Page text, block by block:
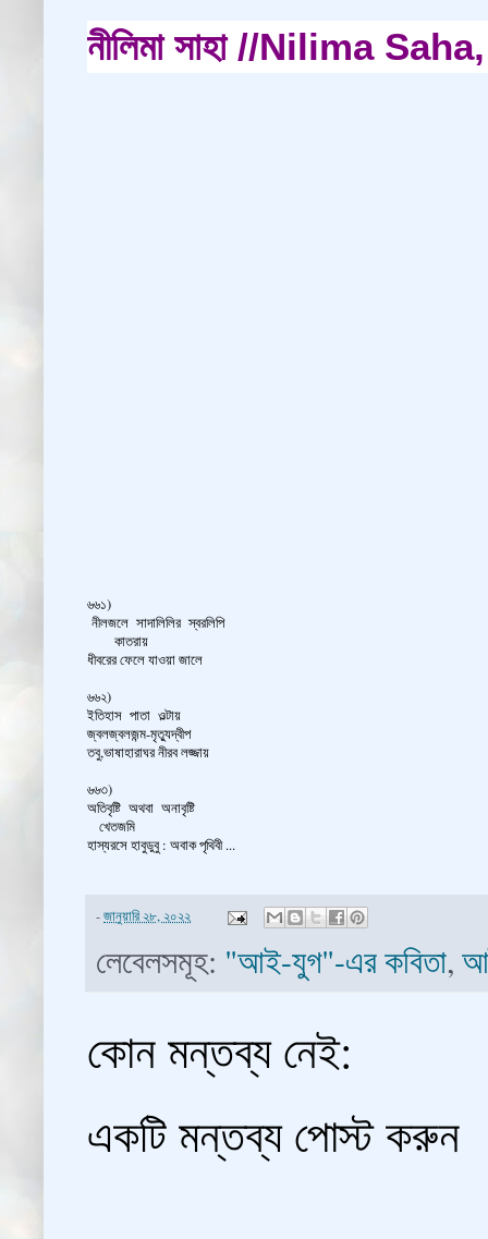
নীলিমা সাহা //Nilima
৬৬১)
নীলজলে সাদালিলির স্বরলিপি
কাতরায়
ধীবরের ফেলে যাওয়া জালে
৬৬২)
ইতিহাস পাতা ওল্টায়
জ্বলজ্বলজন্ম-মৃত্যুদ্বীপ
তবু,ভাষাহারাঘর নীরব লজ্জায়
৬৬৩)
অতিবৃষ্টি অথবা অনাবৃষ্টি
খেতজমি
হাস্যরসে হাবুডুবু : অবাক পৃথিবী ...
-জানুয়ারি ২৮, ২০২২
লেবেলসমূহ: "আই-যুগ"-এর কবিতা,
কোন মন্তব্য নেই:
একটি মন্তব্য পোস্ট করুন